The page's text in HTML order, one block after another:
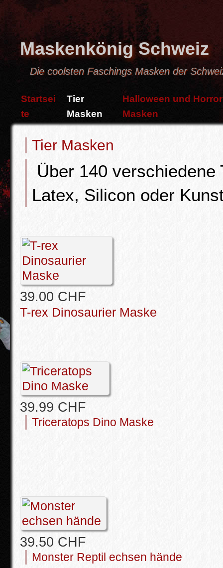
Maskenkönig Schweiz
Die coolsten Faschings Masken der
Startsei
te
Tier
Masken
Halloween und Horror
Masken
Tier Masken
Über 140 verschiedene
Latex, Silicon oder
39.00 CHF
T-rex Dinosaurier Maske
39.99 CHF
Triceratops Dino Maske
39.50 CHF
Monster Reptil echsen hände